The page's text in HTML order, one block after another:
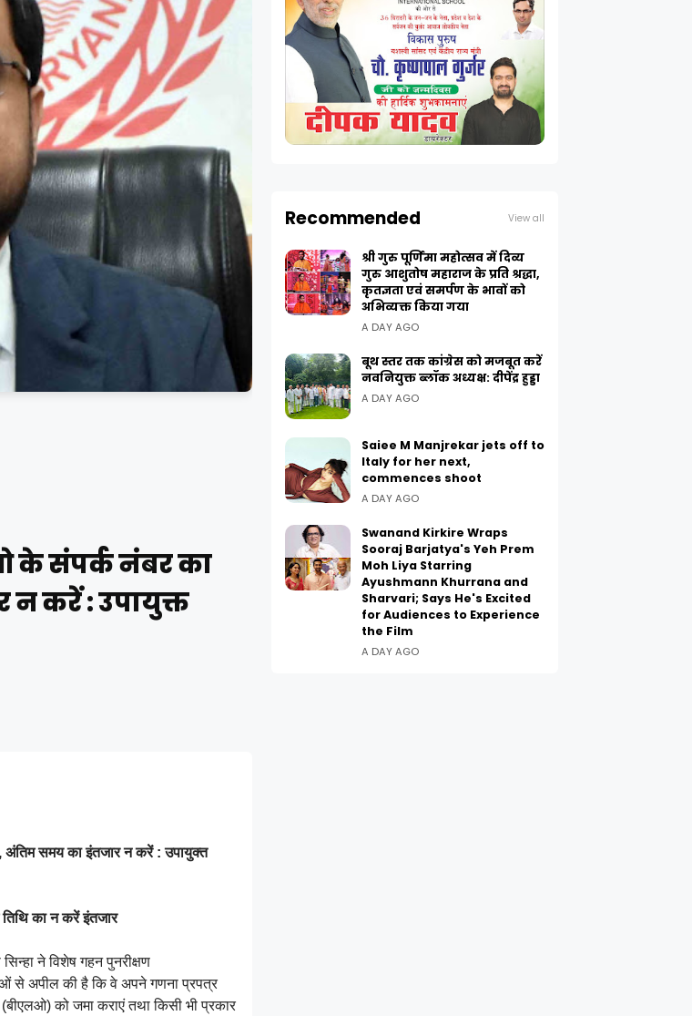
के संपर्क नंबर का
करें : उपायुक्त
समय का इंतजार न करें : उपायुक्त
का न करें इंतजार
ने विशेष गहन पुनरीक्षण
से अपील की है कि वे अपने गणना प्रपत्र
को जमा कराएं तथा किसी भी प्रकार
Recommended View all
श्री गुरु पूर्णिमा महोत्सव में दिव्य
गुरु आशुतोष महाराज के प्रति श्रद्धा,
कृतज्ञता एवं समर्पण के भावों को
अभिव्यक्त किया गया
A DAY AGO
बूथ स्तर तक कांग्रेस को मजबूत करें
नवनियुक्त ब्लॉक अध्यक्ष: दीपेंद्र हुड्डा
A DAY AGO
Saiee M Manjrekar jets off to
Italy for her next,
commences shoot
A DAY AGO
Swanand Kirkire Wraps
Sooraj Barjatya's Yeh Prem
Moh Liya Starring
Ayushmann Khurrana and
Sharvari; Says He's Excited
for Audiences to Experience
the Film
A DAY AGO